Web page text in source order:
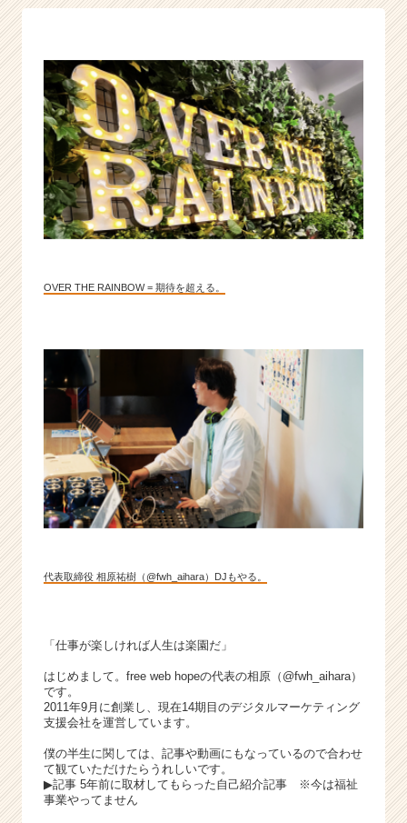
に
い
た
"わ
か
っ
て
る
や
つ
ら"
麗
る
|
ベ
ン
チ
ャ
長
か
ス
ウ
が
届
く
OVER THE RAINBOW = 期待を超える。
代表取締役 相原祐樹（@fwh_aihara）DJもやる。
「仕事が楽しければ人生は楽園だ」
はじめまして。free web hopeの代表の相原（ @fwh_aihara）
です。
2011年9月に創業し、現在14期目のデジタルマーケティング
支援会社を運営しています。
僕の半生に関しては、記事や動画にもなっているので合わせ
て観ていただけたらうれしいです。
▶︎記事 5年前に取材してもらった自己紹介記事 ※今は福祉
事業やってません